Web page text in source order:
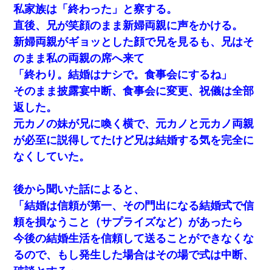
私家族は「終わった」と察する。
直後、兄が笑顔のまま新婦両親に声をかける。
新婦両親がギョッとした顔で兄を見るも、兄はそ
のまま私の両親の席へ来て
「終わり。結婚はナシで。食事会にするね」
そのまま披露宴中断、食事会に変更、祝儀は全部
返した。
元カノの妹が兄に喚く横で、元カノと元カノ両親
が必至に説得してたけど兄は結婚する気を完全に
なくしていた。
後から聞いた話によると、
「結婚は信頼が第一、その門出になる結婚式で信
頼を損なうこと（サプライズなど）があったら
今後の結婚生活を信頼して送ることができなくな
るので、もし発生した場合はその場で式は中断、